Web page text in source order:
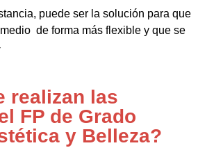
puede ser la solución para que
de forma más flexible y que se
realizan las
FP de Grado
y Belleza?